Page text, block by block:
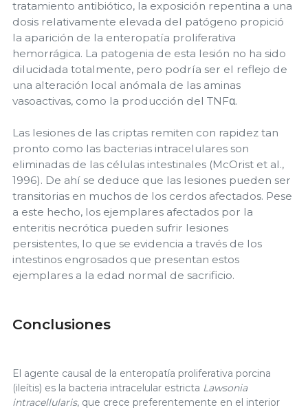
tratamiento antibiótico, la exposición repentina a una
dosis relativamente elevada del patógeno propició
la aparición de la enteropatía proliferativa
hemorrágica. La patogenia de esta lesión no ha sido
dilucidada totalmente, pero podría ser el reflejo de
una alteración local anómala de las aminas
vasoactivas, como la producción del TNFα.
Las lesiones de las criptas remiten con rapidez tan
pronto como las bacterias intracelulares son
eliminadas de las células intestinales (McOrist et al.,
1996). De ahí se deduce que las lesiones pueden ser
transitorias en muchos de los cerdos afectados. Pese
a este hecho, los ejemplares afectados por la
enteritis necrótica pueden sufrir lesiones
persistentes, lo que se evidencia a través de los
intestinos engrosados que presentan estos
ejemplares a la edad normal de sacrificio.
Conclusiones
El agente causal de la enteropatía proliferativa porcina
(ileítis) es la bacteria intracelular estricta Lawsonia
intracellularis, que crece preferentemente en el interior